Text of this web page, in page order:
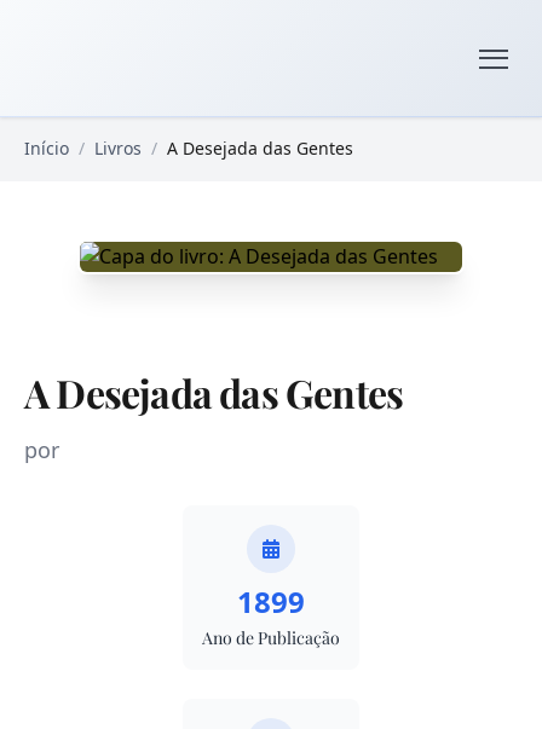
Início / Livros / A Desejada das Gentes
A Desejada das Gentes
por
1899
Ano de Publicação